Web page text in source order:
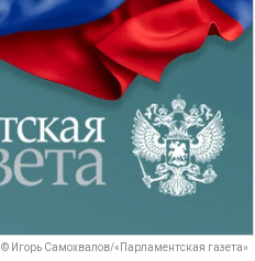
© Игорь Самохвалов/«Парламентская газета»